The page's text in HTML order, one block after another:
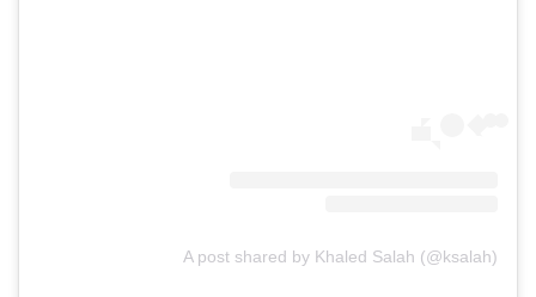
A post shared by Khaled Salah (@ksalah)